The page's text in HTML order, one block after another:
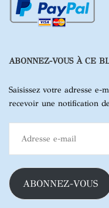
ABONNEZ-VOUS À CE
Saisissez votre adresse
recevoir une notification
mail
ABONNEZ-VOUS